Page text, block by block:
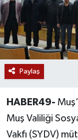
Paylaş
HABER49-
Muş Valiliği
Vakfı (SYDV)
Siyaset
Teknoloji
Kültür Sanat
Hasköy